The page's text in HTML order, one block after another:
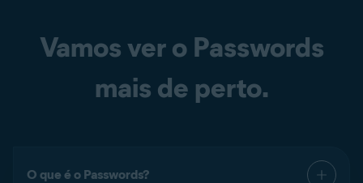
Vamos ver o Passwords
mais de perto.
O que é o Passwords?